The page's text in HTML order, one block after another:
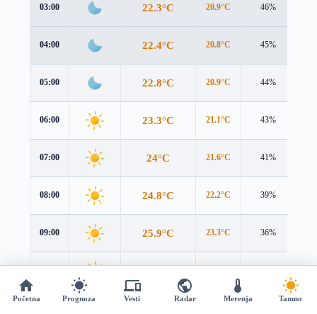
03:00 22.3°C 20.9°C 46%
04:00 22.4°C 20.8°C 45%
05:00 22.8°C 20.9°C 44%
06:00 23.3°C 21.1°C 43%
07:00 24°C 21.6°C 41%
08:00 24.8°C 22.2°C 39%
09:00 25.9°C 23.3°C 36%
Početna Prognoza Vesti Radar Merenja Tamno